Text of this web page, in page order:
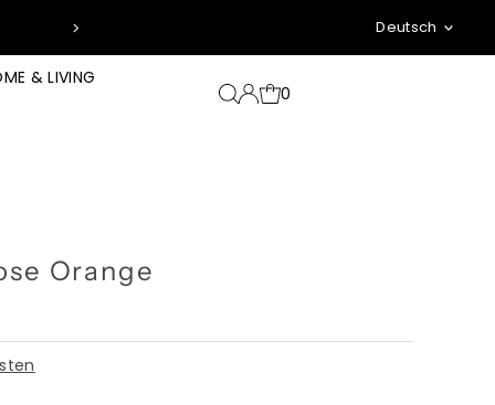
🥵 Für 100 € shoppen → 2 Wunsch-
Deutsch
& LIVING
0
Orange